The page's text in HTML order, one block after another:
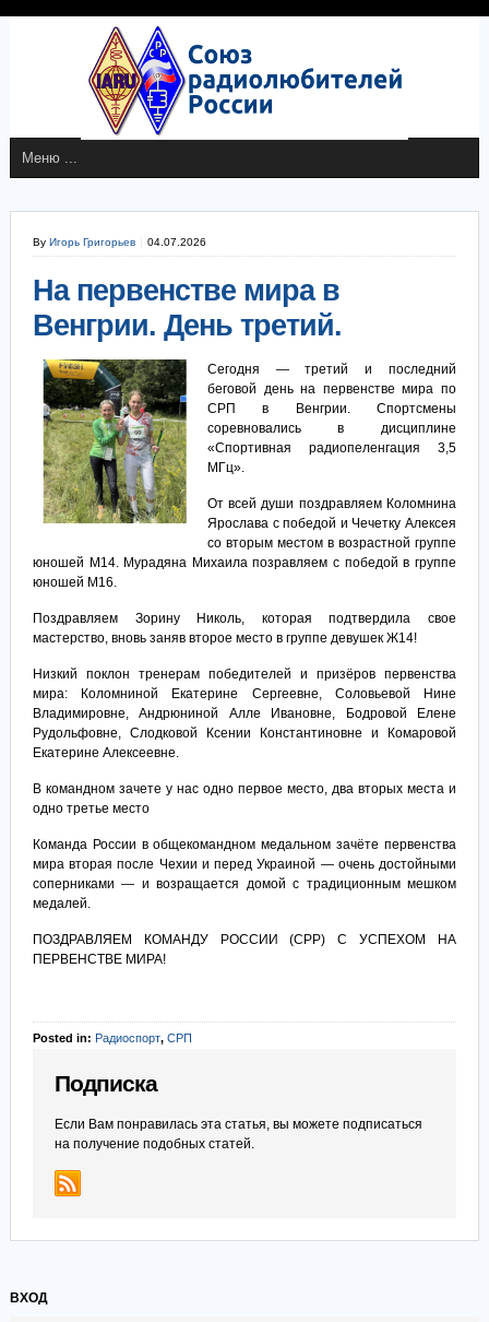
By Игорь Григорьев 04.07.2026
На первенстве мира в
Венгрии. День третий.
Сегодня — третий и последний
беговой день на первенстве мира по
СРП в Венгрии. Спортсмены
соревновались в дисциплине
«Спортивная радиопеленгация 3,5
МГц».
От всей души поздравляем Коломнина
Ярослава с победой и Чечетку Алексея
со вторым местом в возрастной группе
юношей М14. Мурадяна Михаила позравляем с победой в группе
юношей М16.
Поздравляем Зорину Николь, которая подтвердила свое
мастерство, вновь заняв второе место в группе девушек Ж14!
Низкий поклон тренерам победителей и призёров первенства
мира: Коломниной Екатерине Сергеевне, Соловьевой Нине
Владимировне, Андрюниной Алле Ивановне, Бодровой Елене
Рудольфовне, Слодковой Ксении Константиновне и Комаровой
Екатерине Алексеевне.
В командном зачете у нас одно первое место, два вторых места и
одно третье место
Команда России в общекомандном медальном зачёте первенства
мира вторая после Чехии и перед Украиной — очень достойными
соперниками — и возращается домой с традиционным мешком
медалей.
ПОЗДРАВЛЯЕМ КОМАНДУ РОССИИ (СРР) С УСПЕХОМ НА
ПЕРВЕНСТВЕ МИРА!
Posted in: Радиоспорт, СРП
Подписка
Если Вам понравилась эта статья, вы можете подписаться
на получение подобных статей.
ВХОД